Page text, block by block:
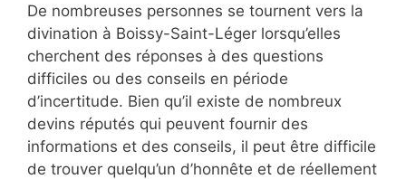
De nombreuses personnes se tournent vers la
divination à Boissy-Saint-Léger lorsqu’elles
cherchent des réponses à des questions
difficiles ou des conseils en période
d’incertitude. Bien qu’il existe de nombreux
devins réputés qui peuvent fournir des
informations et des conseils, il peut être difficile
de trouver quelqu’un d’honnête et de réellement